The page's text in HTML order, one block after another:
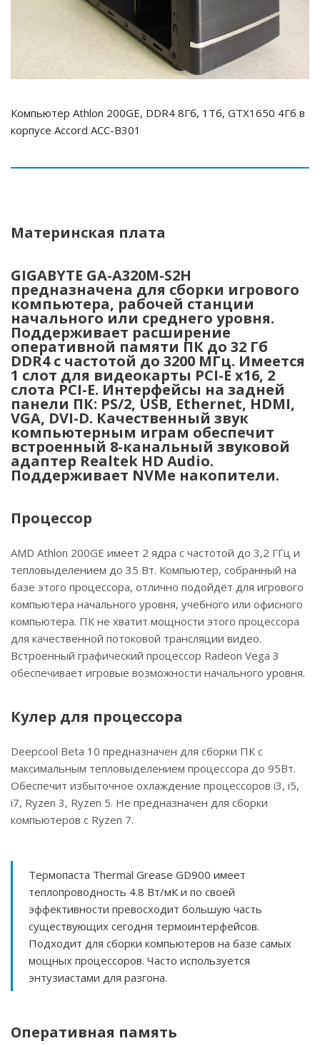
Компьютер Athlon 200GE, DDR4 8Гб, 1Тб, GTX1650 4Гб в
корпусе Accord ACC-B301
Материнская плата
GIGABYTE GA-A320M-S2H
предназначена для сборки игрового
компьютера, рабочей станции
начального или среднего уровня.
Поддерживает расширение
оперативной памяти ПК до 32 Гб
DDR4 с частотой до 3200 МГц. Имеется
1 слот для видеокарты PCI-E x16, 2
слота PCI-E. Интерфейсы на задней
панели ПК: PS/2, USB, Ethernet, HDMI,
VGA, DVI-D. Качественный звук
компьютерным играм обеспечит
встроенный 8-канальный звуковой
адаптер Realtek HD Audio.
Поддерживает NVMe накопители.
Процессор
AMD Athlon 200GE имеет 2 ядра с частотой до 3,2 ГГц и
тепловыделением до 35 Вт. Компьютер, собранный на
базе этого процессора, отлично подойдёт для игрового
компьютера начального уровня, учебного или офисного
компьютера. ПК не хватит мощности этого процессора
для качественной потоковой трансляции видео.
Встроенный графический процессор Radeon Vega 3
обеспечивает игровые возможности начального уровня.
Кулер для процессора
Deepcool Beta 10 предназначен для сборки ПК с
максимальным тепловыделением процессора до 95Вт.
Обеспечит избыточное охлаждение процессоров i3, i5,
i7, Ryzen 3, Ryzen 5. Не предназначен для сборки
компьютеров с Ryzen 7.
Термопаста Thermal Grease GD900 имеет
теплопроводность 4.8 Вт/мК и по своей
эффективности превосходит большую часть
существующих сегодня термоинтерфейсов.
Подходит для сборки компьютеров на базе самых
мощных процессоров. Часто используется
энтузиастами для разгона.
Оперативная память